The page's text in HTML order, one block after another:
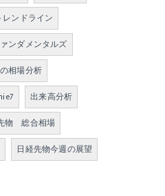
レンドライン
ンダメンタルズ
相場分析
出来高分析
物 総合相場
日経先物今週の展望